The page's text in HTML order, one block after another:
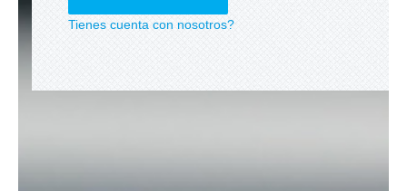
Tienes cuenta con nosotros?